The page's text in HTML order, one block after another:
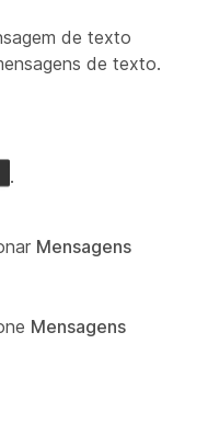
de texto
de texto.
.
Mensagens
Mensagens